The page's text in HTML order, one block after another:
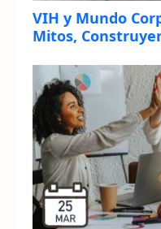
VIH y Mundo
Mitos,